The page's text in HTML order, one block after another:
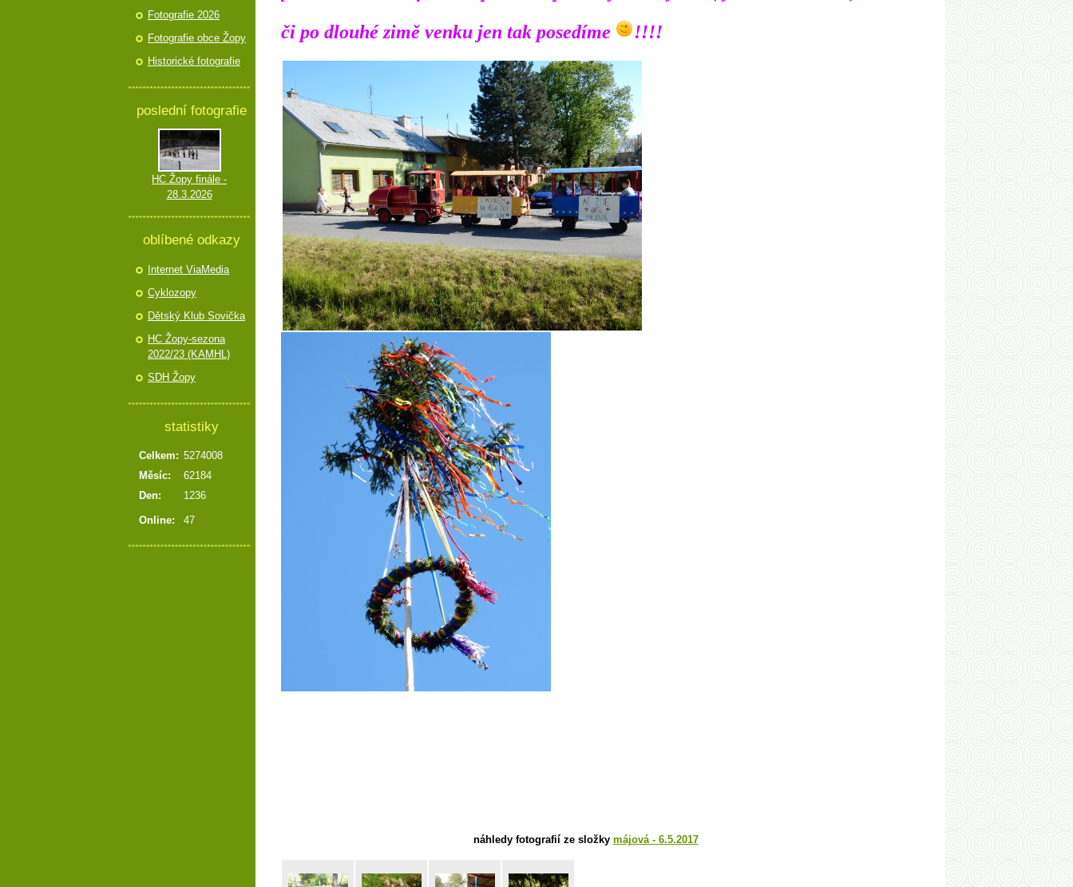
či po dlouhé zimě venku jen tak posedíme
!!!!
náhledy fotografií ze složky májová - 6.5.2017
Fotografie 2026
Fotografie obce Žopy
Historické fotografie
poslední fotografie
HC Žopy finále -
28.3.2026
oblíbené odkazy
Internet ViaMedia
Cyklozopy
Dětský Klub Sovička
HC Žopy-sezona
2022/23 (KAMHL)
SDH Žopy
statistiky
Online: 47
Celkem: 5274008
Měsíc:
62184
Den:
1236